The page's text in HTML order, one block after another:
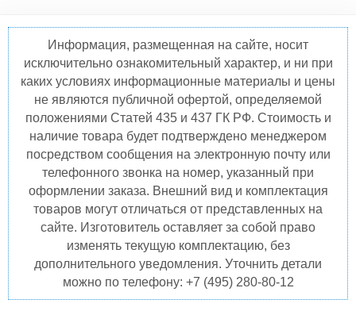
Информация, размещенная на сайте, носит
исключительно ознакомительный характер, и ни при
каких условиях информационные материалы и цены
не являются публичной офертой, определяемой
положениями Статей 435 и 437 ГК РФ. Стоимость и
наличие товара будет подтверждено менеджером
посредством сообщения на электронную почту или
телефонного звонка на номер, указанный при
оформлении заказа. Внешний вид и комплектация
товаров могут отличаться от представленных на
сайте. Изготовитель оставляет за собой право
изменять текущую комплектацию, без
дополнительного уведомления. Уточнить детали
можно по телефону: +7 (495) 280-80-12